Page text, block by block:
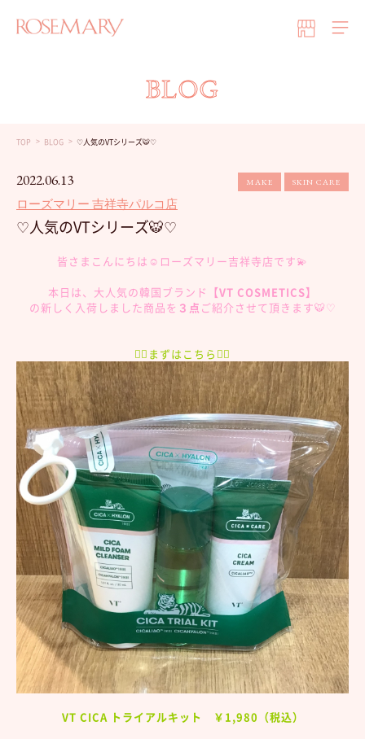
BLOG
TOP BLOG ♡人気のVTシリーズ🐯♡
2022.06.13
ローズマリー 吉祥寺パルコ店
MAKE SKIN CARE
♡人気のVTシリーズ🐯♡
皆さまこんにちは☺️ローズマリー吉祥寺店です💫
本日は、大人気の韓国ブランド 【VT COSMETICS】
の新しく入荷しました商品を ３点 ご紹介させて頂きます🐯♡
👇🏻まずはこちら👇🏻
VT CICA トライアルキット ￥1,980（税込）